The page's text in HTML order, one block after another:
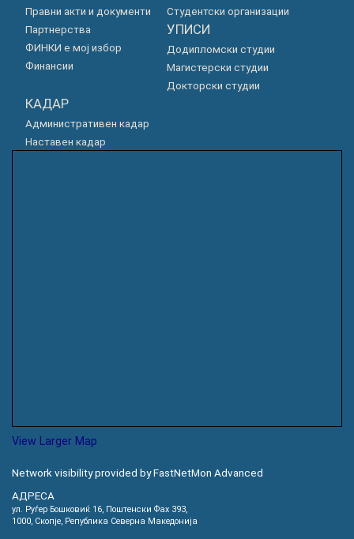
Правни акти и документи
Партнерства
ФИНКИ е мој избор
Финансии
Студентски организации
УПИСИ
Додипломски студии
Магистерски студии
Докторски студии
КАДАР
Административен кадар
Наставен кадар
View Larger Map
Network visibility provided by FastNetMon Advanced
АДРЕСА
ул. Руѓер Бошковиќ 16, Пoштенски Фах 393,
1000, Скопје, Република Северна Македонија